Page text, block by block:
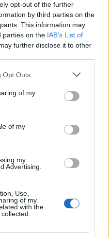
opt-out of the further
by third parties on the
This information may
parties on the IAB’s List of
further disclose it to other
uses one or more Google
behaviour. You may click to
and its third-party tags to
purposes in below Google
Opt Outs
of my
of my
my
Advertising.
Use,
of my
with the